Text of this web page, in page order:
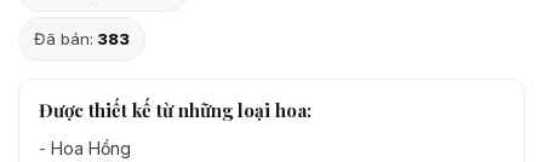
Đã bán: 383
Được thiết kế từ những loại hoa:
- Hoa Hồng